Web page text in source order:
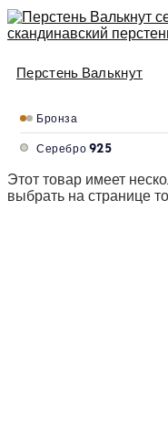
Перстень Валькнут
Бронза
Серебро 925
Этот товар имеет
выбрать на странице